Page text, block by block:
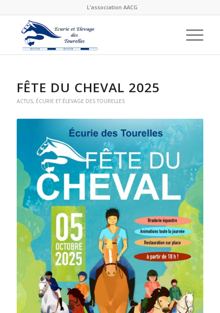
L’association AACG
FÊTE DU CHEVAL 2025
ACTUS, ÉCURIE ET ÉLEVAGE DES TOURELLES